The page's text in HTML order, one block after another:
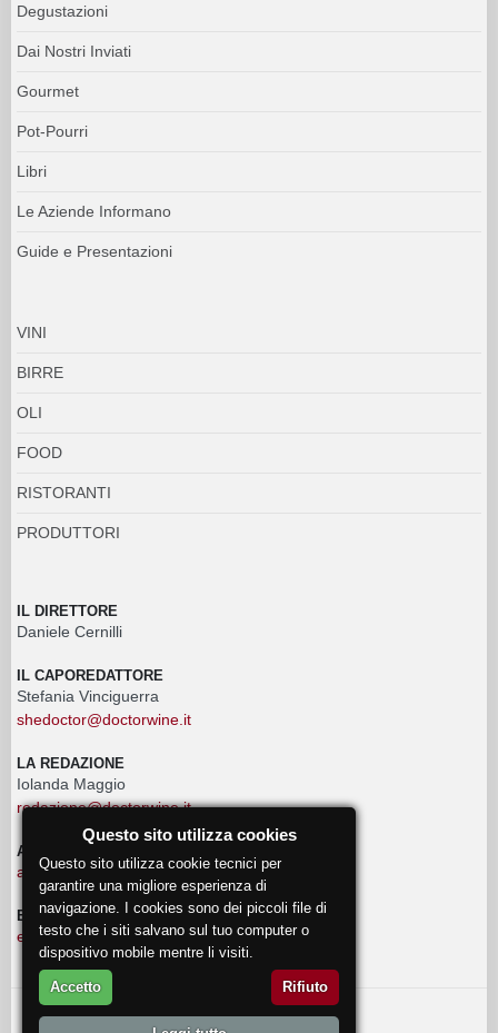
Degustazioni
Dai Nostri Inviati
Gourmet
Pot-Pourri
Libri
Le Aziende Informano
Guide e Presentazioni
VINI
BIRRE
OLI
FOOD
RISTORANTI
PRODUTTORI
IL DIRETTORE
Daniele Cernilli
IL CAPOREDATTORE
Stefania Vinciguerra
shedoctor@doctorwine.it
LA REDAZIONE
Iolanda Maggio
redazione@doctorwine.it
ADVERTISING
advertising@doctorwine.it
EVENTI
eventi@doctorwine.it
© 2018 DoctorWine .
Questo sito utilizza cookies
Questo sito utilizza cookie tecnici per
garantire una migliore esperienza di
navigazione. I cookies sono dei piccoli file di
testo che i siti salvano sul tuo computer o
dispositivo mobile mentre li visiti.
Accetto Rifiuto